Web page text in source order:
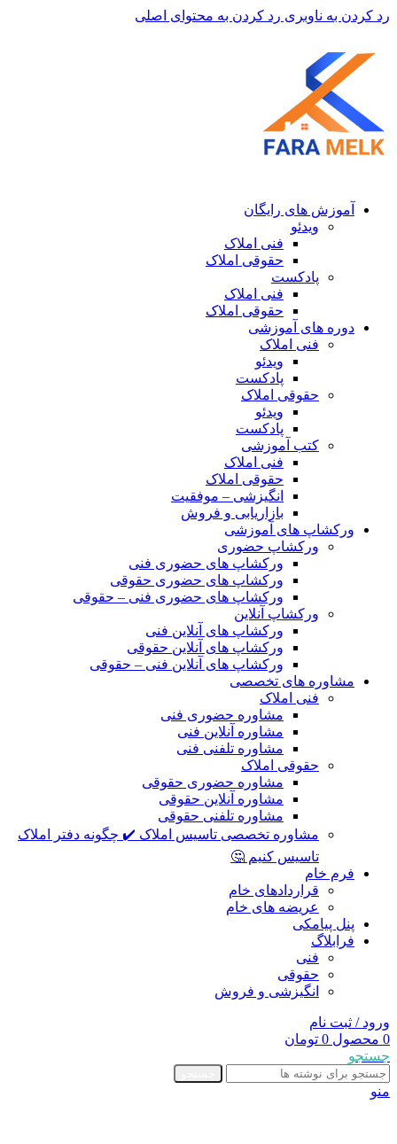
رد کردن به ناوبری رد کردن به محتوای اصلی
آموزش های رایگان
ویدئو
فنی املاک
حقوقی املاک
پادکست
فنی املاک
حقوقی املاک
دوره های آموزشی
فنی املاک
ویدئو
پادکست
حقوقی املاک
ویدئو
پادکست
کتب آموزشی
فنی املاک
حقوقی املاک
انگیزشی – موفقیت
بازاریابی و فروش
ورکشاپ های آموزشی
ورکشاپ حضوری
ورکشاپ های حضوری فنی
ورکشاپ های حضوری حقوقی
ورکشاپ های حضوری فنی – حقوقی
ورکشاپ آنلاین
ورکشاپ های آنلاین فنی
ورکشاپ های آنلاین حقوقی
ورکشاپ های آنلاین فنی – حقوقی
مشاوره های تخصصی
فنی املاک
مشاوره حضوری فنی
مشاوره آنلاین فنی
مشاوره تلفنی فنی
حقوقی املاک
مشاوره حضوری حقوقی
مشاوره آنلاین حقوقی
مشاوره تلفنی حقوقی
مشاوره تخصصی تاسیس املاک ✔️ چگونه دفتر املاک
تاسیس کنیم 🤔
فرم خام
قراردادهای خام
عریضه های خام
پنل پیامکی
فرابلاگ
فنی
حقوقی
انگیزشی و فروش
ورود / ثبت نام
0 محصول 0 تومان
جستجو
منو